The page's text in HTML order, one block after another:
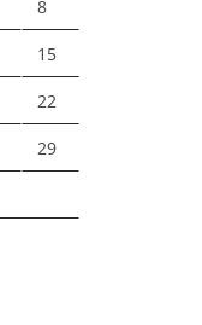
8
15
22
29